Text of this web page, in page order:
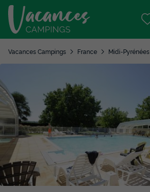
Vacances Campings France Midi-Pyrénées